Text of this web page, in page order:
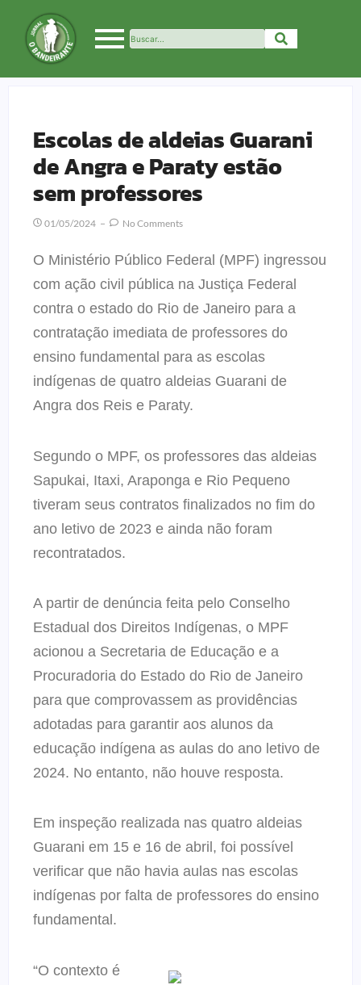
Escolas de aldeias Guarani
de Angra e Paraty estão
sem professores
01/05/2024 No Comments
O Ministério Público Federal (MPF) ingressou
com ação civil pública na Justiça Federal
contra o estado do Rio de Janeiro para a
contratação imediata de professores do
ensino fundamental para as escolas
indígenas de quatro aldeias Guarani de
Angra dos Reis e Paraty.
Segundo o MPF, os professores das aldeias
Sapukai, Itaxi, Araponga e Rio Pequeno
tiveram seus contratos finalizados no fim do
ano letivo de 2023 e ainda não foram
recontratados.
A partir de denúncia feita pelo Conselho
Estadual dos Direitos Indígenas, o MPF
acionou a Secretaria de Educação e a
Procuradoria do Estado do Rio de Janeiro
para que comprovassem as providências
adotadas para garantir aos alunos da
educação indígena as aulas do ano letivo de
2024. No entanto, não houve resposta.
Em inspeção realizada nas quatro aldeias
Guarani em 15 e 16 de abril, foi possível
verificar que não havia aulas nas escolas
indígenas por falta de professores do ensino
fundamental.
“O contexto é